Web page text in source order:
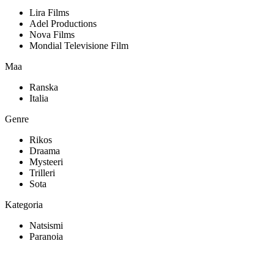
Lira Films
Adel Productions
Nova Films
Mondial Televisione Film
Maa
Ranska
Italia
Genre
Rikos
Draama
Mysteeri
Trilleri
Sota
Kategoria
Natsismi
Paranoia